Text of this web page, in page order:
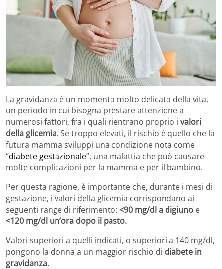
La gravidanza è un momento molto delicato della vita,
un periodo in cui bisogna prestare attenzione a
numerosi fattori, fra i quali rientrano proprio i valori
della glicemia. Se troppo elevati, il rischio è quello che la
futura mamma sviluppi una condizione nota come
“diabete gestazionale”, una malattia che può causare
molte complicazioni per la mamma e per il bambino.
Per questa ragione, è importante che, durante i mesi di
gestazione, i valori della glicemia corrispondano ai
seguenti range di riferimento: <90 mg/dl a digiuno e
<120 mg/dl un’ora dopo il pasto.
Valori superiori a quelli indicati, o superiori a 140 mg/dl,
pongono la donna a un maggior rischio di diabete in
gravidanza.